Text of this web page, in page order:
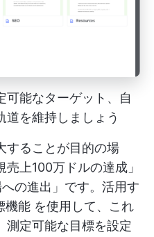
可能なターゲット、自
道を維持しましょう
することが目的の場
上100万ドルの達成」
の進出」です。活用す
機能 を使用して、これ
測定可能な目標を設定